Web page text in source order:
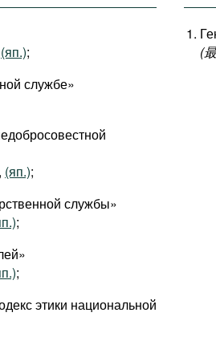
(яп.);
службе»
, (яп.);
службы»
;
;
этики национальной
(